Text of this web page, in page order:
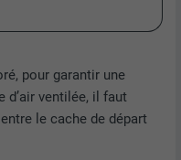
pour garantir une
d’air ventilée, il faut
le cache de départ